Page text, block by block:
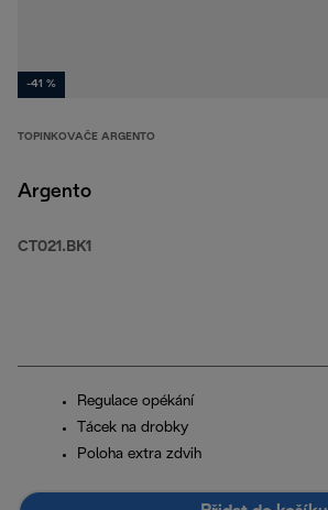
-41 %
TOPINKOVAČE ARGENTO
Argento
CT021.BK1
Regulace opékání
Tácek na drobky
Poloha extra zdvih